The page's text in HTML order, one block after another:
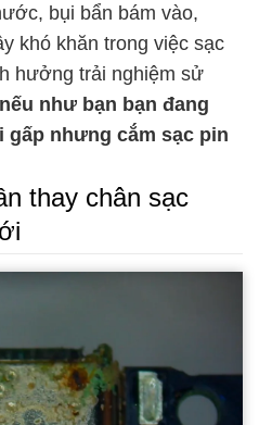
bụi bẩn bám vào,
khó khăn trong việc sạc
hưởng trải nghiệm sử
như bạn bạn đang
nhưng cắm sạc pin
thay chân sạc